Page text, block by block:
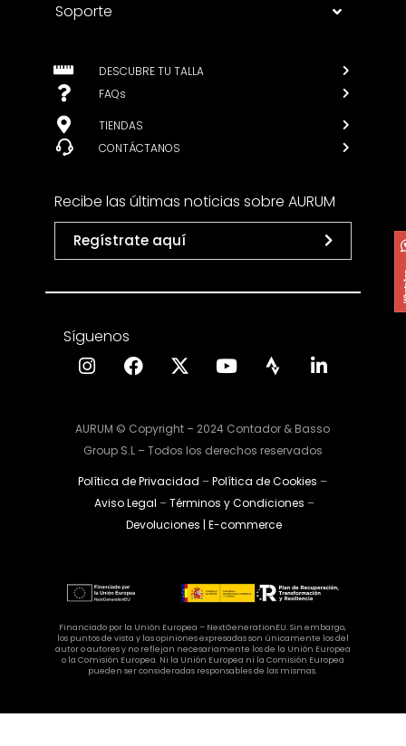
Soporte
DESCUBRE TU TALLA
FAQs
TIENDAS
CONTÁCTANOS
Recibe las últimas noticias sobre AURUM
Regístrate aquí
Síguenos
AURUM © Copyright – 2024 Contador & Basso
Group S.L – Todos los derechos reservados
Política de Privacidad –Política de Cookies –
Aviso Legal –Términos y Condiciones –
Devoluciones | E-commerce
Financiado por la Unión Europea – NextGenerationEU. Sin embargo,
los puntos de vista y las opiniones expresadas son únicamente los del
autor o autores y no reflejan necesariamente los de la Unión Europea
o la Comisión Europea. Ni la Unión Europea ni la Comisión Europea
pueden ser consideradas responsables de las mismas.